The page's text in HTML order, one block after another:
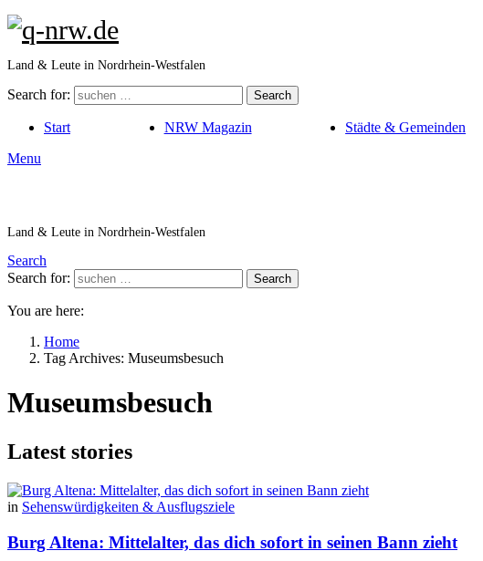
Land & Leute in Nordrhein-Westfalen
Search for: Search
Start NRW Magazin Städte & Gemeinden
Menu
Land & Leute in Nordrhein-Westfalen
Search
Search for:
Search
You are here:
Home
Tag Archives: Museumsbesuch
Museumsbesuch
Latest stories
in Sehenswürdigkeiten & Ausflugsziele
Burg Altena: Mittelalter, das dich sofort in seinen Bann zieht